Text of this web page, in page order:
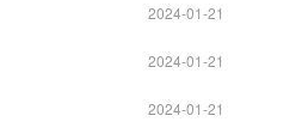
2024-01-21
2024-01-21
2024-01-21